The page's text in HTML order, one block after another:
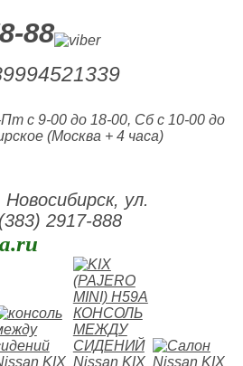
88
с 9-00 до 18-00, Сб с 10-00 до
(Москва + 4 часа)
Новосибирск, ул.
2917-888